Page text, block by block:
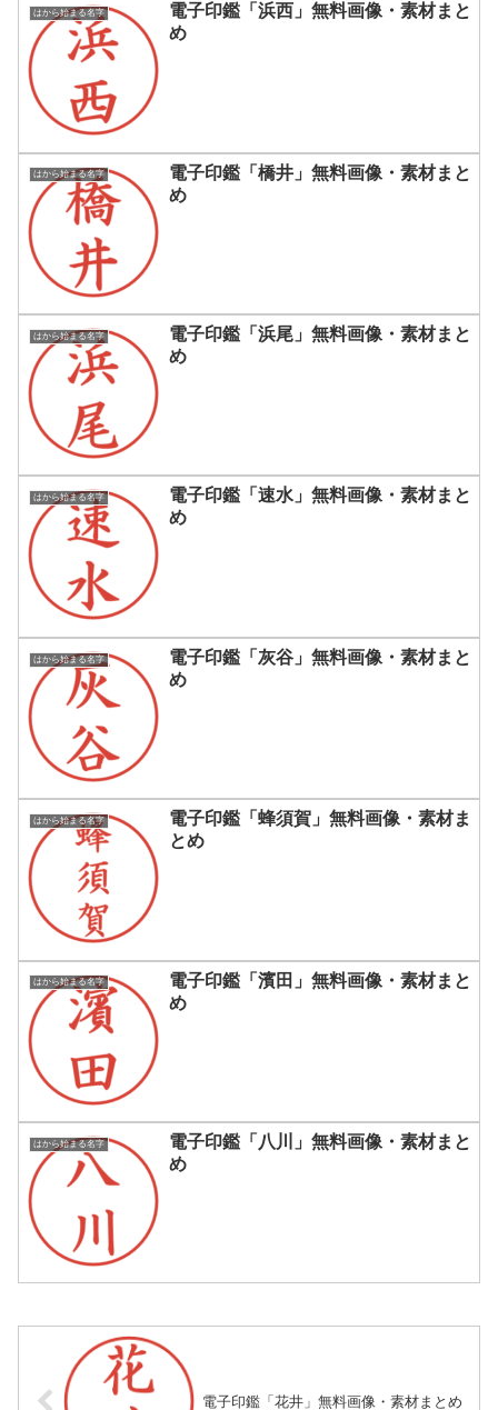
はから始まる名字
電子印鑑「浜西」無料画像・素材まと
め
はから始まる名字
電子印鑑「橋井」無料画像・素材まと
め
はから始まる名字
電子印鑑「浜尾」無料画像・素材まと
め
はから始まる名字
電子印鑑「速水」無料画像・素材まと
め
はから始まる名字
電子印鑑「灰谷」無料画像・素材まと
め
はから始まる名字
電子印鑑「蜂須賀」無料画像・素材ま
とめ
はから始まる名字
電子印鑑「濱田」無料画像・素材まと
め
はから始まる名字
電子印鑑「八川」無料画像・素材まと
め
電子印鑑「花井」無料画像・素材まとめ